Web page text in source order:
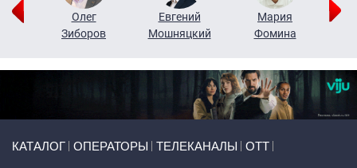
Олег
Зиборов
Евгений
Мошняцкий
Мария
Фомина
КАТАЛОГ ОПЕРАТОРЫ ТЕЛЕКАНАЛЫ ОТТ